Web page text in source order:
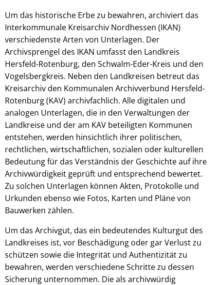
© Landkreis Hersfeld-Rotenburg
Um das historische Erbe zu bewahren, archiviert das
Interkommunale Kreisarchiv Nordhessen (IKAN)
verschiedenste Arten von Unterlagen. Der
Archivsprengel des IKAN umfasst den Landkreis
Hersfeld-Rotenburg, den Schwalm-Eder-Kreis und den
Vogelsbergkreis. Neben den Landkreisen betreut das
Kreisarchiv den Kommunalen Archivverbund Hersfeld-
Rotenburg (KAV) archivfachlich. Alle digitalen und
analogen Unterlagen, die in den Verwaltungen der
Landkreise und der am KAV beteiligten Kommunen
entstehen, werden hinsichtlich ihrer politischen,
rechtlichen, wirtschaftlichen, sozialen oder kulturellen
Bedeutung für das Verständnis der Geschichte auf ihre
Archivwürdigkeit geprüft und entsprechend bewertet.
Zu solchen Unterlagen können Akten, Protokolle und
Urkunden ebenso wie Fotos, Karten und Pläne von
Bauwerken zählen.
Um das Archivgut, das ein bedeutendes Kulturgut des
Landkreises ist, vor Beschädigung oder gar Verlust zu
schützen sowie die Integrität und Authentizität zu
bewahren, werden verschiedene Schritte zu dessen
Sicherung unternommen. Die als archivwürdig